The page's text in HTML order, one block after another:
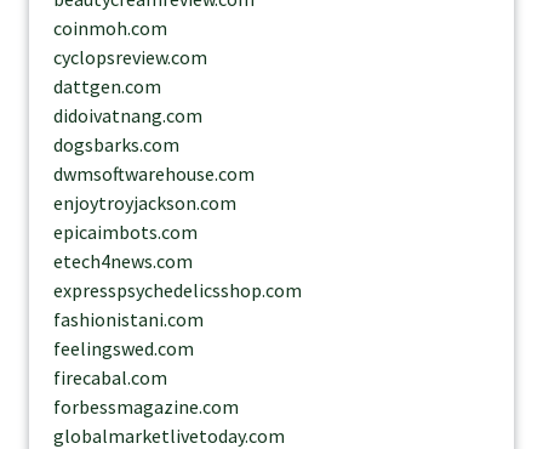
coinmoh.com
cyclopsreview.com
dattgen.com
didoivatnang.com
dogsbarks.com
dwmsoftwarehouse.com
enjoytroyjackson.com
epicaimbots.com
etech4news.com
expresspsychedelicsshop.com
fashionistani.com
feelingswed.com
firecabal.com
forbessmagazine.com
globalmarketlivetoday.com